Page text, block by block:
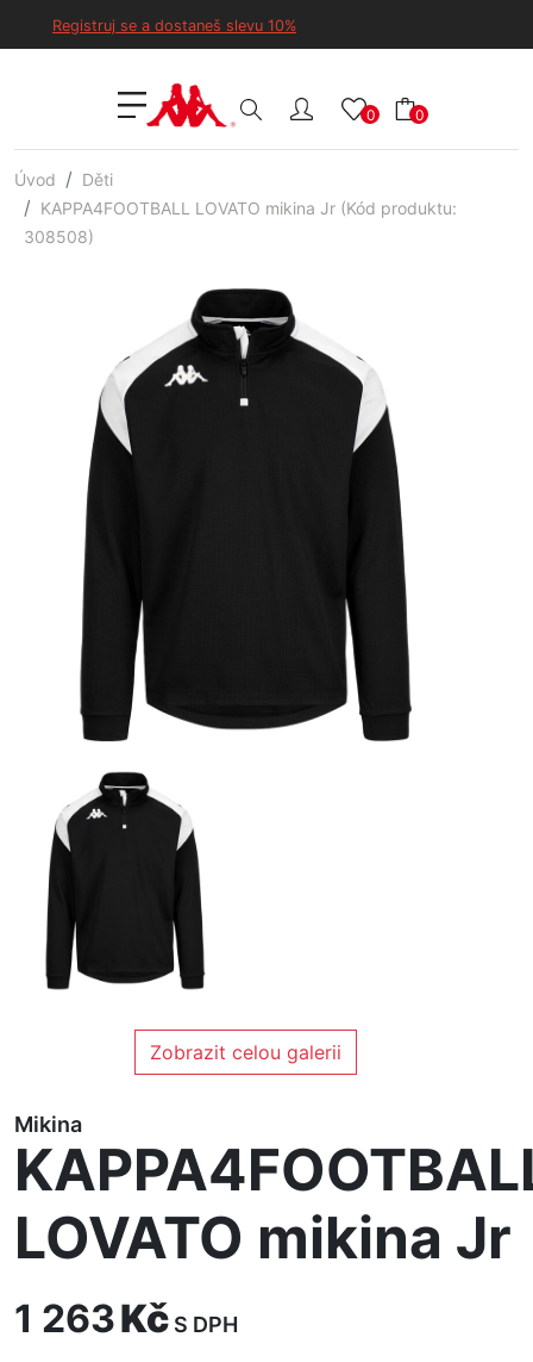
Registruj se a dostaneš slevu 10%
0 0
Úvod
Děti
KAPPA4FOOTBALL LOVATO mikina Jr (Kód produktu:
308508)
Zobrazit celou galerii
Mikina
LOVATO mikina Jr
1 263Kč S DPH